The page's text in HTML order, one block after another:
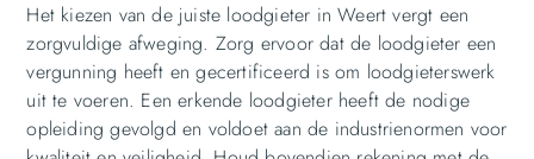
Het kiezen van de juiste loodgieter in Weert vergt een
zorgvuldige afweging. Zorg ervoor dat de loodgieter een
vergunning heeft en gecertificeerd is om loodgieterswerk
uit te voeren. Een erkende loodgieter heeft de nodige
opleiding gevolgd en voldoet aan de industrienormen voor